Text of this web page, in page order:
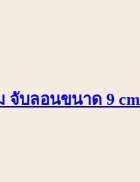
จับลอนขนาด 9